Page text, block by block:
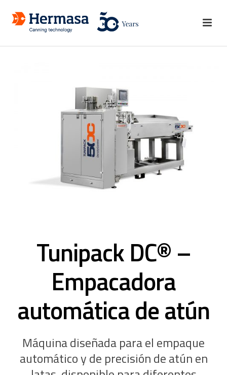
Tunipack DC® –
Empacadora
automática de atún
Máquina diseñada para el empaque
automático y de precisión de atún en